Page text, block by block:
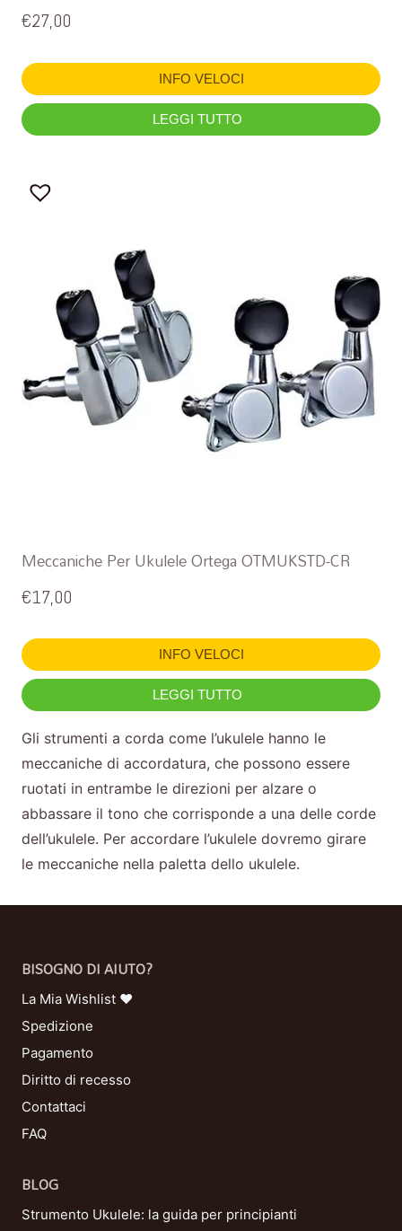
€27,00
INFO VELOCI
LEGGI TUTTO
Meccaniche Per Ukulele Ortega OTMUKSTD-CR
€17,00
INFO VELOCI
LEGGI TUTTO
Gli strumenti a corda come l’ukulele hanno le
meccaniche di accordatura, che possono essere
ruotati in entrambe le direzioni per alzare o
abbassare il tono che corrisponde a una delle corde
dell’ukulele. Per accordare l’ukulele dovremo girare
le meccaniche nella paletta dello ukulele.
BISOGNO DI AIUTO?
La Mia Wishlist ❤
Spedizione
Pagamento
Diritto di recesso
Contattaci
FAQ
BLOG
Strumento Ukulele: la guida per principianti